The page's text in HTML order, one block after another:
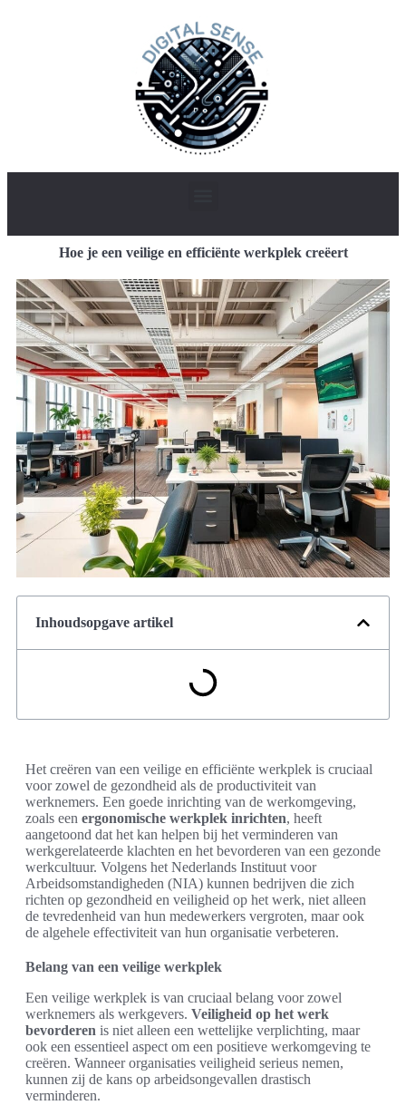
Hoe je een veilige en efficiënte werkplek creëert
Inhoudsopgave artikel
Het creëren van een veilige en efficiënte werkplek is cruciaal
voor zowel de gezondheid als de productiviteit van
werknemers. Een goede inrichting van de werkomgeving,
zoals een ergonomische werkplek inrichten, heeft
aangetoond dat het kan helpen bij het verminderen van
werkgerelateerde klachten en het bevorderen van een gezonde
werkcultuur. Volgens het Nederlands Instituut voor
Arbeidsomstandigheden (NIA) kunnen bedrijven die zich
richten op gezondheid en veiligheid op het werk, niet alleen
de tevredenheid van hun medewerkers vergroten, maar ook
de algehele effectiviteit van hun organisatie verbeteren.
Belang van een veilige werkplek
Een veilige werkplek is van cruciaal belang voor zowel
werknemers als werkgevers. Veiligheid op het werk
bevorderen is niet alleen een wettelijke verplichting, maar
ook een essentieel aspect om een positieve werkomgeving te
creëren. Wanneer organisaties veiligheid serieus nemen,
kunnen zij de kans op arbeidsongevallen drastisch
verminderen.